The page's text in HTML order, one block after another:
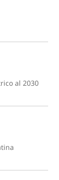
al 2030